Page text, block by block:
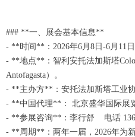
### **一、展会基本信息**
- **时间**：2026年6月8日-6月11日
- **地点**：智利安托法加斯塔
Antofagasta）。
- **主办方**：安托法加斯塔工业
- **中国代理**： 北京盛华国际展
- **参展咨询**：李行舒 电话
- **周期**：两年一届，2026年为